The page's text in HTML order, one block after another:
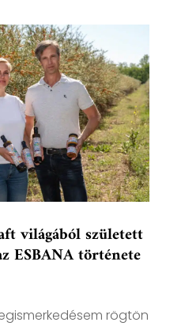
világából született
ESBANA története
rögtön